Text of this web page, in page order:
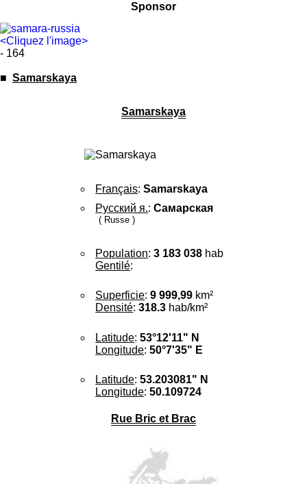
Sponsor
<Cliquez l'image>
- 164
■ Samarskaya
Samarskaya
Français:Samarskaya
Русский я.:Самарская
( Russe )
Population:3 183 038 hab
Gentilé:
Superficie:9 999,99 km²
Densité:318.3 hab/km²
Latitude:53°12'11" N
Longitude:50°7'35" E
Latitude:53.203081" N
Longitude:50.109724
Rue Bric et Brac